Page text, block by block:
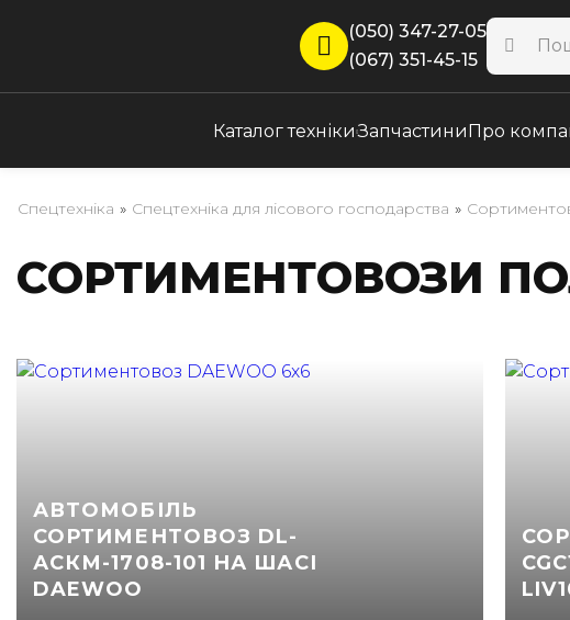
(050) 347-27-05
(067) 351-45-15
Каталог технікиЗапчастиниПро
Спецтехніка » Спецтехніка для лісового господарства »
СОРТИМЕНТОВОЗИ
АВТОМОБІЛЬ
СОРТИМЕНТОВОЗ DL-
АСКМ-1708-101 НА ШАСІ
DAEWOO